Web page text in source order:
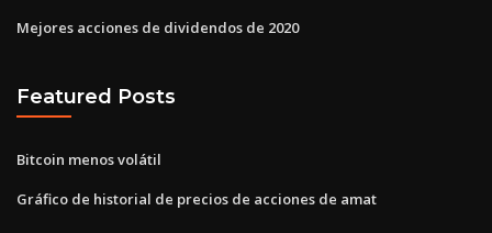
Mejores acciones de dividendos de 2020
Featured Posts
Bitcoin menos volátil
Gráfico de historial de precios de acciones de amat